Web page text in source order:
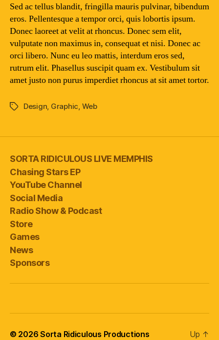
Sed ac tellus blandit, fringilla mauris pulvinar, bibendum
eros. Pellentesque a tempor orci, quis lobortis ipsum.
Donec laoreet at velit at rhoncus. Donec sem elit,
vulputate non maximus in, consequat et nisi. Donec ac
orci libero. Nunc eu leo mattis, interdum eros sed,
rutrum elit. Phasellus suscipit quam ex. Vestibulum sit
amet justo non purus imperdiet rhoncus at sit amet tortor.
TagsDesign, Graphic, Web
SORTA RIDICULOUS LIVE MEMPHIS
Chasing Stars EP
YouTube Channel
Social Media
Radio Show & Podcast
Store
Games
News
Sponsors
© 2026Sorta Ridiculous Productions Up ↑